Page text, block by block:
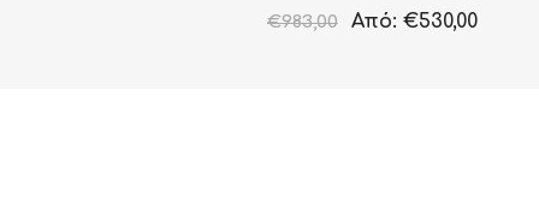
€983,00 Από: €530,00